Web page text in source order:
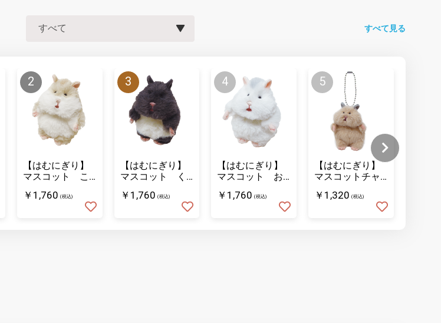
すべて見る
【はむにぎり】
マスコット こ
￥1,760 (税込)
【はむにぎり】
マスコット く
￥1,760 (税込)
【はむにぎり】
マスコット お
￥1,760 (税込)
【はむにぎり】
マスコットチャ
￥1,320 (税込)